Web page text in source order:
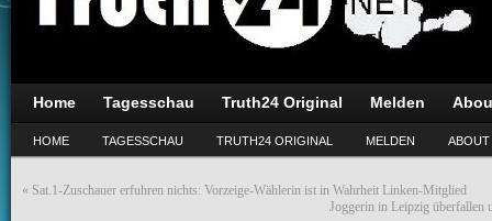
Home Tagesschau Truth24 Original Melden
HOME TAGESSCHAU TRUTH24 ORIGINAL MELDEN ABOUT
« Sat.1-Zuschauer erfuhren nichts: Vorzeige-Wählerin ist in Wahrheit Linken-Mitglied
Joggerin in Leipzig überfallen